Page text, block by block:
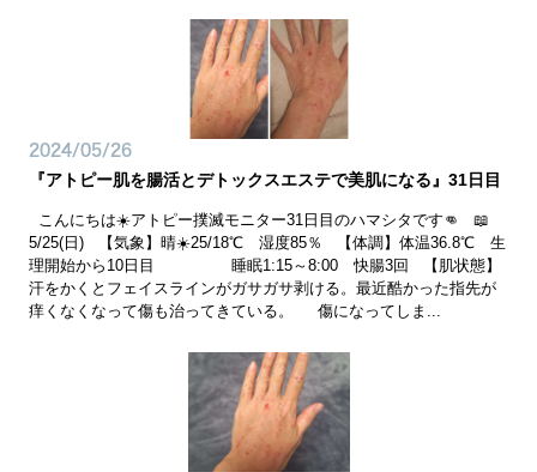
2024/05/26
『アトピー肌を腸活とデトックスエステで美肌になる』31日目
こんにちは☀️アトピー撲滅モニター31日目のハマシタです👊 📖
5/25(日) 【気象】晴☀️25/18℃ 湿度85％ 【体調】体温36.8℃ 生
理開始から10日目 睡眠1:15～8:00 快腸3回 【肌状態】
汗をかくとフェイスラインがガサガサ剥ける。最近酷かった指先が
痒くなくなって傷も治ってきている。 傷になってしま...